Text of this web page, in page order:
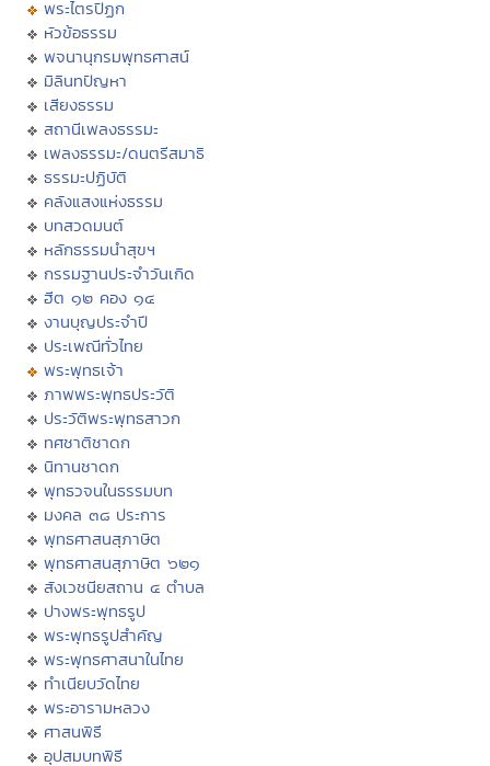
พระไตรปิฏก
หัวข้อธรรม
พจนานุกรมพุทธศาสน์
มิลินทปัญหา
เสียงธรรม
สถานีเพลงธรรมะ
เพลงธรรมะ/ดนตรีสมาธิ
ธรรมะปฏิบัติ
คลังแสงแห่งธรรม
บทสวดมนต์
หลักธรรมนำสุขฯ
กรรมฐานประจำวันเกิด
ฮีต ๑๒ คอง ๑๔
งานบุญประจำปี
ประเพณีทั่วไทย
พระพุทธเจ้า
ภาพพระพุทธประวัติ
ประวัติพระพุทธสาวก
ทศชาติชาดก
นิทานชาดก
พุทธวจนในธรรมบท
มงคล ๓๘ ประการ
พุทธศาสนสุภาษิต
พุทธศาสนสุภาษิต ๖๒๑
สังเวชนียสถาน ๔ ตำบล
ปางพระพุทธรูป
พระพุทธรูปสำคัญ
พระพุทธศาสนาในไทย
ทำเนียบวัดไทย
พระอารามหลวง
ศาสนพิธี
อุปสมบทพิธี